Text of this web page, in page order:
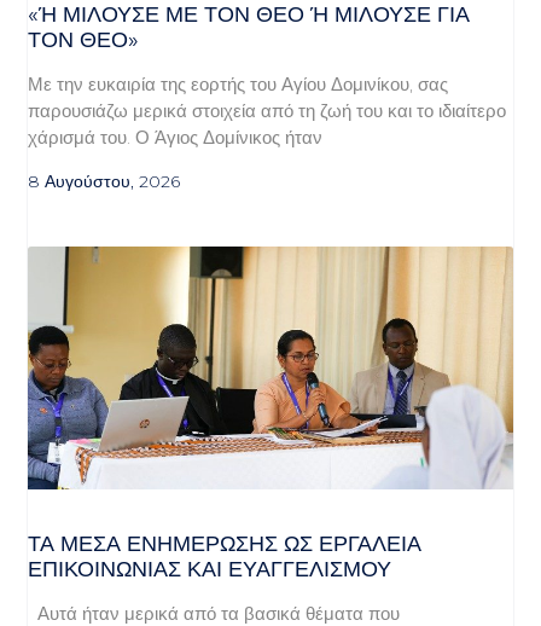
«Ή ΜΙΛΟΎΣΕ ΜΕ ΤΟΝ ΘΕΌ Ή ΜΙΛΟΎΣΕ ΓΙΑ ΤΟ
Ν ΘΕΌ»
Με την ευκαιρία της εορτής του Αγίου Δομινίκου, σας
παρουσιάζω μερικά στοιχεία από τη ζωή του και το ιδιαίτερο
χάρισμά του. Ο Άγιος Δομίνικος ήταν
8 Αυγούστου, 2026
ΤΑ ΜΈΣΑ ΕΝΗΜΈΡΩΣΗΣ ΩΣ ΕΡΓΑΛΕΊΑ
ΕΠΙΚΟΙΝΩΝΊΑΣ ΚΑΙ ΕΥΑΓΓΕΛΙΣΜΟΎ
Αυτά ήταν μερικά από τα βασικά θέματα που